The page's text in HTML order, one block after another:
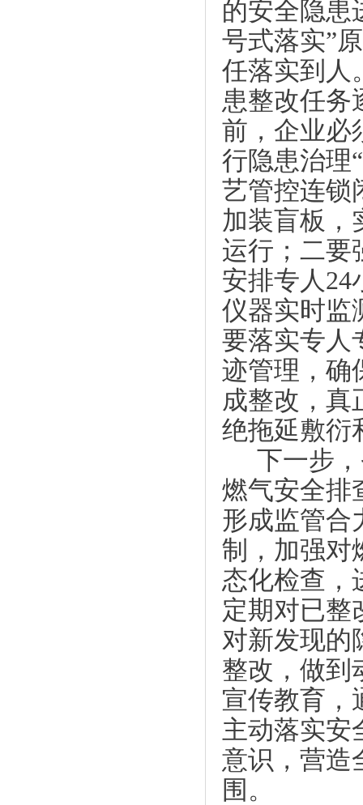
的安全隐患
号式落实”
任落实到人
患整改任务
前，企业必
行隐患治理
艺管控连锁
加装盲板，
运行；二要
安排专人24
仪器实时监
要落实专人
迹管理，确
成整改，真
绝拖延敷衍
下一步
燃气安全排
形成监管合
制，加强对
态化检查，
定期对已整
对新发现的
整改，做到
宣传教育，
主动落实安
意识，营造
围。